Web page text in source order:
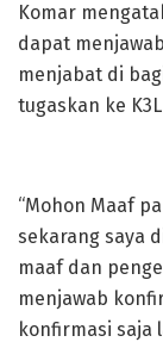
Komar
dapat
menjabat di
tugaskan ke K3L
“Mohon Maaf
sekarang saya
maaf dan
menjawab
konfirmasi saja